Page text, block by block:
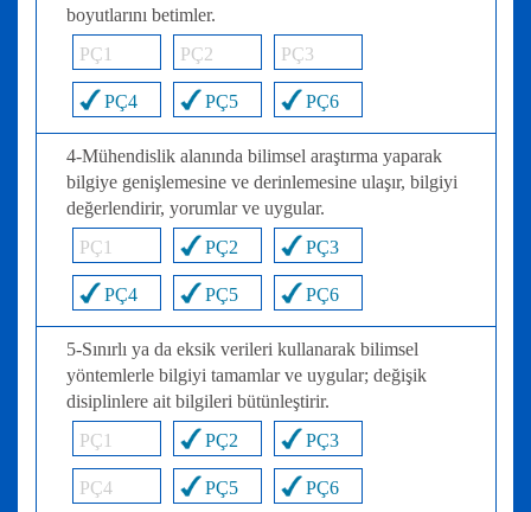
boyutlarını betimler.
PÇ1
PÇ2 PÇ3
PÇ4 PÇ5 PÇ6
4-Mühendislik alanında bilimsel araştırma yaparak
bilgiye genişlemesine ve derinlemesine ulaşır, bilgiyi
değerlendirir, yorumlar ve uygular.
PÇ1
PÇ2 PÇ3
PÇ4 PÇ5 PÇ6
5-Sınırlı ya da eksik verileri kullanarak bilimsel
yöntemlerle bilgiyi tamamlar ve uygular; değişik
disiplinlere ait bilgileri bütünleştirir.
PÇ1
PÇ2 PÇ3
PÇ4 PÇ5 PÇ6